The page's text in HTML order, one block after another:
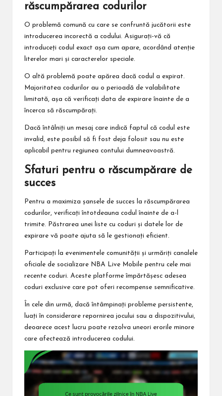
răscumpărarea codurilor
O problemă comună cu care se confruntă jucătorii este
introducerea incorectă a codului. Asigurați-vă că
introduceți codul exact așa cum apare, acordând atenție
literelor mari și caracterelor speciale.
O altă problemă poate apărea dacă codul a expirat.
Majoritatea codurilor au o perioadă de valabilitate
limitată, așa că verificați data de expirare înainte de a
încerca să răscumpărați.
Dacă întâlniți un mesaj care indică faptul că codul este
invalid, este posibil să fi fost deja folosit sau nu este
aplicabil pentru regiunea contului dumneavoastră.
Sfaturi pentru o răscumpărare de
succes
Pentru a maximiza șansele de succes la răscumpărarea
codurilor, verificați întotdeauna codul înainte de a-l
trimite. Păstrarea unei liste cu coduri și datele lor de
expirare vă poate ajuta să le gestionați eficient.
Participați la evenimentele comunității și urmăriți canalele
oficiale de socializare NBA Live Mobile pentru cele mai
recente coduri. Aceste platforme împărtășesc adesea
coduri exclusive care pot oferi recompense semnificative.
În cele din urmă, dacă întâmpinați probleme persistente,
luați în considerare repornirea jocului sau a dispozitivului,
deoarece acest lucru poate rezolva uneori erorile minore
care afectează introducerea codului.